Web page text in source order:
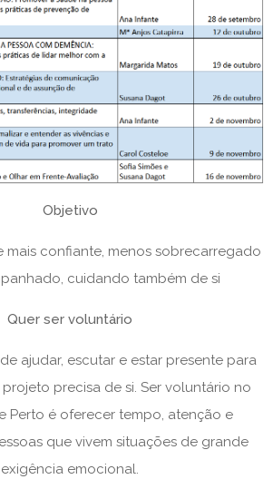
Objetivo
mais confiante, menos sobrecarregado
cuidando também de si
Quer ser voluntário
ajudar, escutar e estar presente para
precisa de si. Ser voluntário no
Perto é oferecer tempo, atenção e
que vivem situações de grande
exigência emocional.